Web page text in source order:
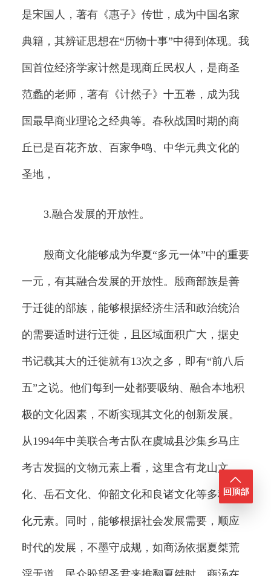
是宋国人，著有《惠子》传世，成为中国名家
典籍，其辨证思想在“历物十事”中得到体现。我
国首位经济学家计然是现商丘民权人，是商圣
范蠡的老师，著有《计然子》十五卷，成为我
国最早商业理论之经典等。春秋战国时期的商
丘已是百花齐放、百家争鸣、中华元典文化的
圣地，
3.融合发展的开放性。
殷商文化能够成为华夏“多元一体”中的重要
一元，有其融合发展的开放性。殷商部族是善
于迁徙的部族，能够根据经济生活和政治统治
的需要适时进行迁徙，且区域面积广大，据史
书记载其大的迁徙就有13次之多，即有“前八后
五”之说。他们每到一处都要吸纳、融合本地积
极的文化因素，不断实现其文化的创新发展。
从1994年中美联合考古队在虞城县沙集乡马庄
考古发掘的文物元素上看，这里含有龙山文
化、岳石文化、仰韶文化和良诸文化等多种文
化元素。同时，能够根据社会发展需要，顺应
时代的发展，不墨守成规，如商汤依据夏桀荒